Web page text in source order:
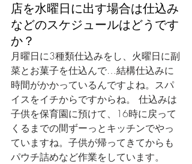
店を水曜日に出す場合は仕込み
などのスケジュールはどうです
か？
月曜日に3種類仕込みをし、火曜日に副
菜とお菓子を仕込んで…結構仕込みに
時間がかかっているんですよね。スパ
イスをイチからですからね。 仕込みは
子供を保育園に預けて、16時に戻って
くるまでの間ずーっとキッチンでやっ
ていますね。子供が帰ってきてからも
パウチ詰めなど作業をしています。